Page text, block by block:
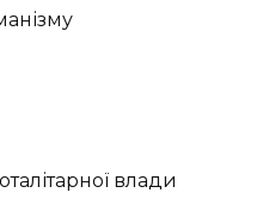
влади